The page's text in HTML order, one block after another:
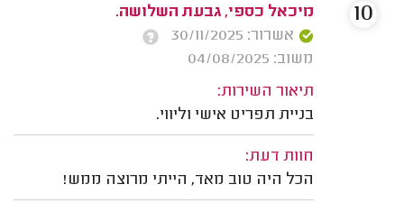
מיכאל כספי, גבעת השלושה.
אשרור: 30/11/2025
משוב: 04/08/2025
תיאור השירות:
בניית תפריט אישי וליווי.
חוות דעת:
הכל היה טוב מאד, הייתי מרוצה ממש!
10